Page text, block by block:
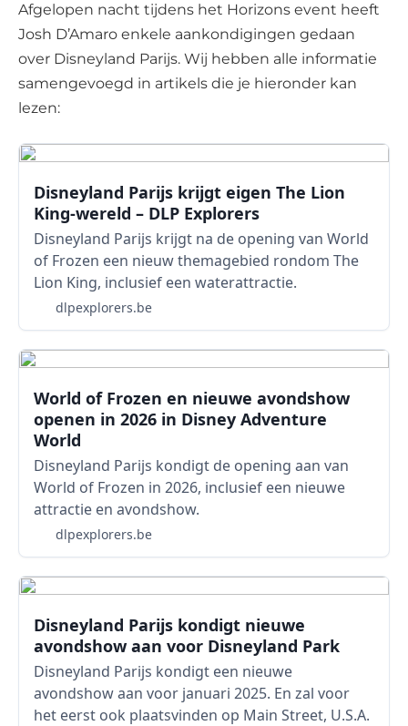
Afgelopen nacht tijdens het Horizons event heeft
Josh D’Amaro enkele aankondigingen gedaan
over Disneyland Parijs. Wij hebben alle informatie
samengevoegd in artikels die je hieronder kan
lezen:
Disneyland Parijs krijgt eigen The Lion
King-wereld – DLP Explorers
Disneyland Parijs krijgt na de opening van World
of Frozen een nieuw themagebied rondom The
Lion King, inclusief een waterattractie.
dlpexplorers.be
World of Frozen en nieuwe avondshow
openen in 2026 in Disney Adventure
World
Disneyland Parijs kondigt de opening aan van
World of Frozen in 2026, inclusief een nieuwe
attractie en avondshow.
dlpexplorers.be
Disneyland Parijs kondigt nieuwe
avondshow aan voor Disneyland Park
Disneyland Parijs kondigt een nieuwe
avondshow aan voor januari 2025. En zal voor
het eerst ook plaatsvinden op Main Street, U.S.A.